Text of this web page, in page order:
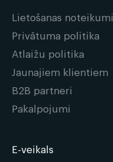
Lietošanas noteikumi
Privātuma politika
Atlaižu politika
Jaunajiem klientiem
B2B partneri
Pakalpojumi
E-veikals